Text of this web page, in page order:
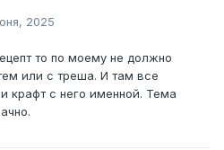
2025
то по моему не должно
или с треша. И там все
крафт с него именной. Тема